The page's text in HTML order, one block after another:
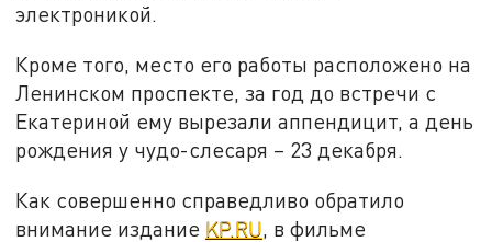
электроникой.
Кроме того, место его работы расположено на
Ленинском проспекте, за год до встречи с
Екатериной ему вырезали аппендицит, а день
рождения у чудо-слесаря – 23 декабря.
Как совершенно справедливо обратило
внимание издание KP.RU, в фильме